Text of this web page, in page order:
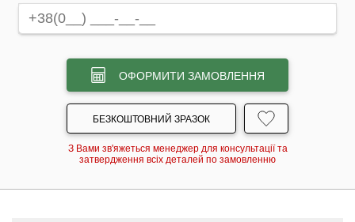
ОФОРМИТИ ЗАМОВЛЕННЯ
БЕЗКОШТОВНИЙ ЗРАЗОК
З Вами зв'яжеться менеджер для консультації та
затвердження всіх деталей по замовленню